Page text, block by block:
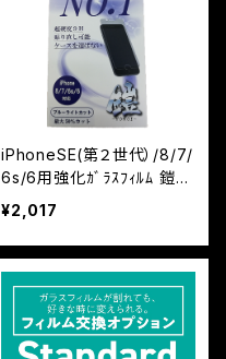
iPhoneSE(第２世代）/8/7/
6s/6用強化ｶﾞﾗｽﾌｨﾙﾑ 鎧
ﾌﾞﾙｰﾗｲﾄｶｯﾄ
¥2,017